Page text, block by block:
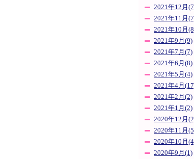
2021年12月
2021年11月
2021年10月
2021年9月(9)
2021年7月(7)
2021年6月(8)
2021年5月(4)
2021年4月
2021年2月(2)
2021年1月(2)
2020年12月
2020年11月
2020年10月
2020年9月(1)